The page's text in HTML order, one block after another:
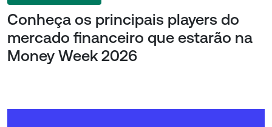
Conheça os principais players do
mercado financeiro que estarão na
Money Week 2026